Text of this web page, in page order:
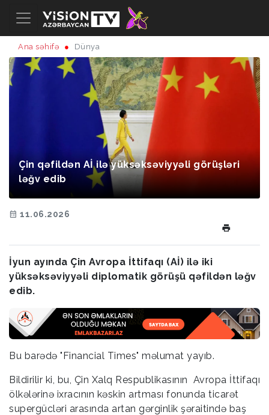
Ana səhifə Dünya
Çin qəfildən Aİ ilə yüksəksəviyyəli görüşləri
ləğv edib
11.06.2026
İyun ayında Çin Avropa İttifaqı (Aİ) ilə iki
yüksəksəviyyəli diplomatik görüşü qəfildən ləğv
edib.
Bu barədə "Financial Times" məlumat yayıb.
Bildirilir ki, bu, Çin Xalq Respublikasının Avropa İttifaqı
ölkələrinə ixracının kəskin artması fonunda ticarət
supergücləri arasında artan gərginlik şəraitində baş